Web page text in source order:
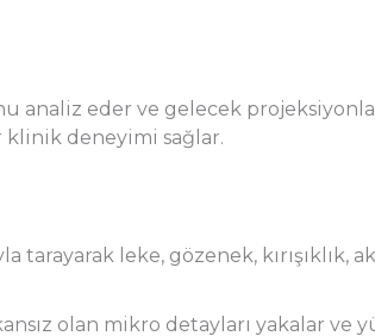
eder ve gelecek
klinik deneyimi sağlar.
leke, gözenek, kırışıklık,
olan mikro detayları yakalar ve